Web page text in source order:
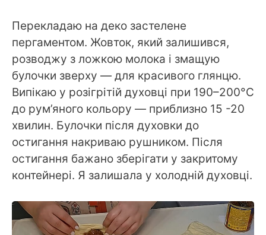
Перекладаю на деко застелене
пергаментом. Жовток, який залишився,
розводжу з ложкою молока і змащую
булочки зверху — для красивого глянцю.
Випікаю у розігрітій духовці при 190–200°C
до рум’яного кольору — приблизно 15 -20
хвилин. Булочки після духовки до
остигання накриваю рушником. Після
остигання бажано зберігати у закритому
контейнері. Я залишала у холодній духовці.